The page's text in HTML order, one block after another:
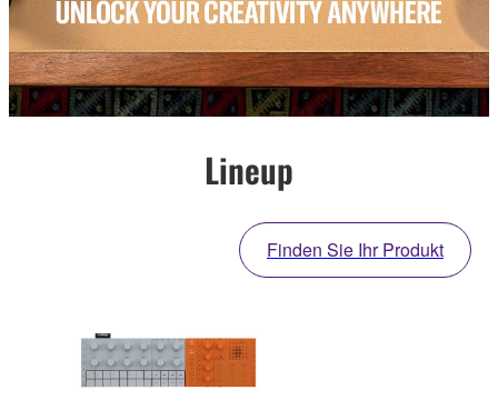
Lineup
Finden Sie Ihr Produkt